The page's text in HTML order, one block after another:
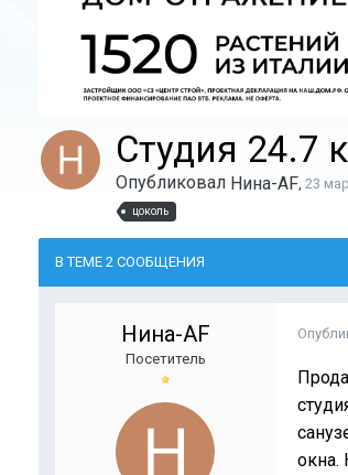
Студия 24.7
Опубликовал Нина-AF 23
цоколь
В ТЕМЕ 2 СООБЩЕНИЯ
Нина-AF
Посетитель
окна.